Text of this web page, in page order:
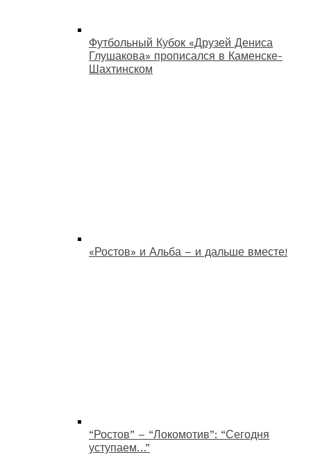
Футбольный Кубок «Друзей Дениса
Глушакова» прописался в Каменске-
Шахтинском
«Ростов» и Альба – и дальше вместе!
“Ростов” – “Локомотив”: “Сегодня
уступаем…”